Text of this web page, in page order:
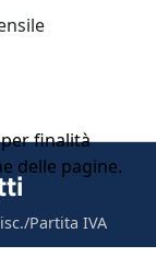
Partita IVA
finalità
delle pagine.